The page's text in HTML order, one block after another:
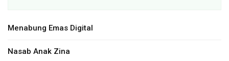
Menabung Emas Digital
Nasab Anak Zina